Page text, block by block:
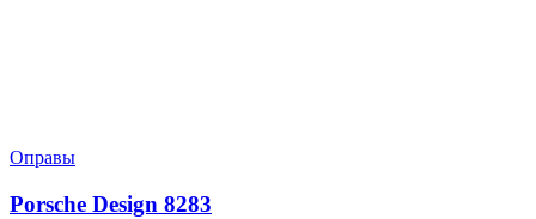
Оправы
Porsche Design 8283